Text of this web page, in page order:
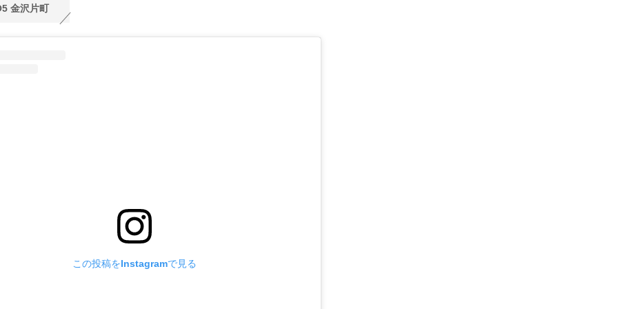
金沢片町
この投稿をInstagramで見る